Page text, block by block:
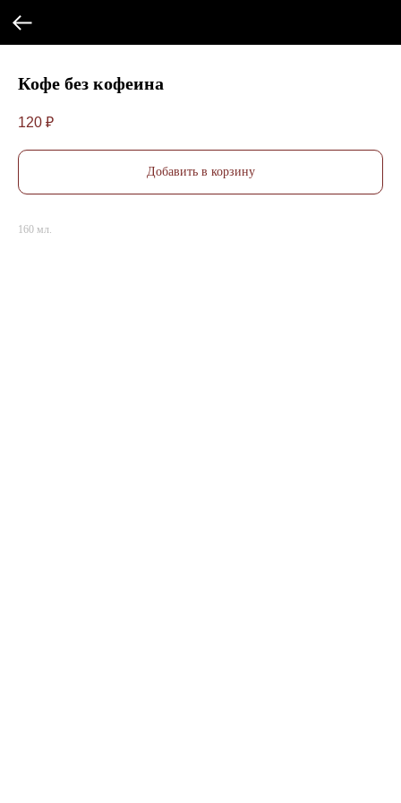
Кофе без кофеина
120 ₽
Добавить в корзину
160 мл.